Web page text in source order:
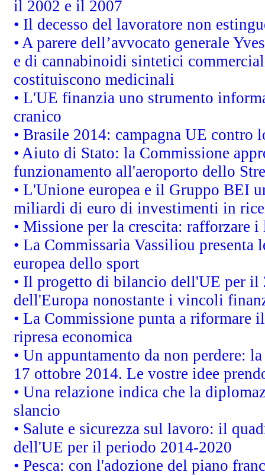
il 2002 e il 2007
• Il decesso del lavoratore non
• A parere dell’avvocato generale
e di cannabinoidi sintetici
costituiscono medicinali
• L'UE finanzia uno strumento
cranico
• Brasile 2014: campagna UE contro
• Aiuto di Stato: la Commissione
funzionamento all'aeroporto dello
• L'Unione europea e il Gruppo BEI
miliardi di euro di investimenti in
• Missione per la crescita: rafforzare
• La Commissaria Vassiliou
europea dello sport
• Il progetto di bilancio dell'UE per il
dell'Europa nonostante i vincoli
• La Commissione punta a riformare
ripresa economica
• Un appuntamento da non perdere:
17 ottobre 2014. Le vostre idee
• Una relazione indica che la
slancio
• Salute e sicurezza sul lavoro: il
dell'UE per il periodo 2014-2020
• Pesca: con l'adozione del piano